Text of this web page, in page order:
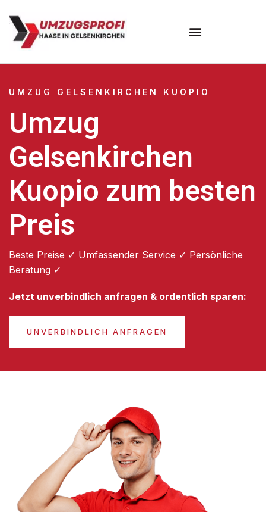
UMZUG GELSENKIRCHEN KUOPIO
Umzug
Gelsenkirchen
Kuopio zum besten
Preis
Beste Preise ✓ Umfassender Service ✓ Persönliche
Beratung ✓
Jetzt unverbindlich anfragen & ordentlich sparen:
UNVERBINDLICH ANFRAGEN